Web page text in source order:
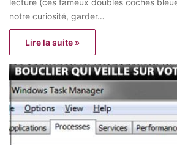
notre curiosité, garder…
Lire la suite »